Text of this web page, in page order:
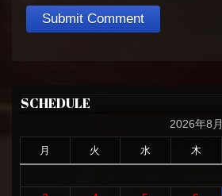
SCHEDULE
2026年8月
月 火 水 木